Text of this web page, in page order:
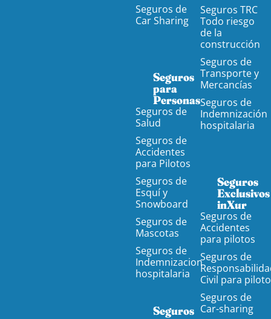
Seguros de
Car Sharing
Seguros
para
Personas
Seguros de
Salud
Seguros de
Accidentes
para Pilotos
Seguros de
Esquí y
Snowboard
Seguros de
Mascotas
Seguros de
Indemnizacion
hospitalaria
Seguros
Seguros TRC
Todo riesgo
de la
construcción
Seguros de
Transporte y
Mercancías
Seguros de
Indemnización
hospitalaria
Seguros
Exclusivos
inXur
Seguros de
Accidentes
para pilotos
Seguros de
Civil para
Seguros de
Car-sharing